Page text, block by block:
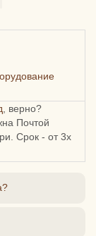
, верно?
Почтой
Срок - от 3х